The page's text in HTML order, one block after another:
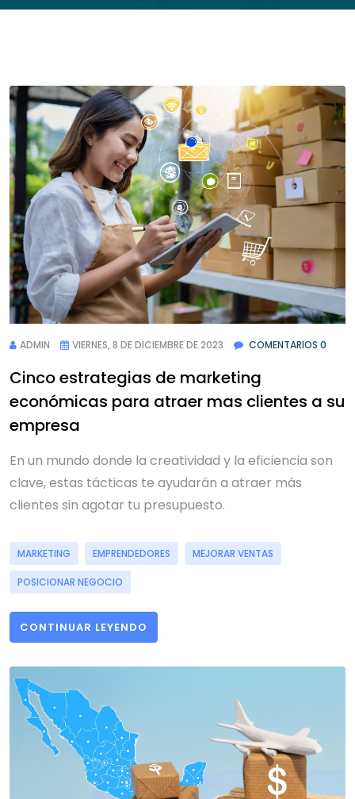
ADMIN VIERNES, 8 DE DICIEMBRE DE 2023 COMENTARIOS 0
Cinco estrategias de marketing
económicas para atraer mas clientes a su
empresa
En un mundo donde la creatividad y la eficiencia son
clave, estas tácticas te ayudarán a atraer más
clientes sin agotar tu presupuesto.
MARKETING EMPRENDEDORES MEJORAR VENTAS
POSICIONAR NEGOCIO
CONTINUAR LEYENDO